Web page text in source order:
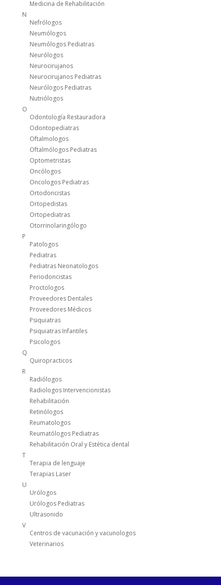
Medicina de Rehabilitación
N
Nefrólogos
Neumólogos
Neumólogos Pediatras
Neurólogos
Neurocirujanos
Neurocirujanos Pediatras
Neurólogos Pediatras
Nutriólogos
O
Odontología Restauradora
Odontopediatras
Oftalmologos
Oftalmólogos Pediatras
Optometristas
Oncólogos
Oncologos Pediatras
Ortodoncistas
Ortopedistas
Ortopediatras
Otorrinolaringólogo
P
Patologos
Pediatras
Pediatras Neonatologos
Periodoncistas
Proctologos
Proveedores Dentales
Proveedores Médicos
Psiquiatras
Psiquiatras Infantiles
Psicologos
Q
Quiropracticos
R
Radiólogos
Radiologos Intervencionistas
Rehabilitación
Retinólogos
Reumatologos
Reumatólogos Pediatras
Rehabilitación Oral y Estética dental
T
Terapia de lenguaje
Terapias Laser
U
Urólogos
Urólogos Pediatras
Ultrasonido
V
Centros de vacunación y vacunologos
Veterinarios